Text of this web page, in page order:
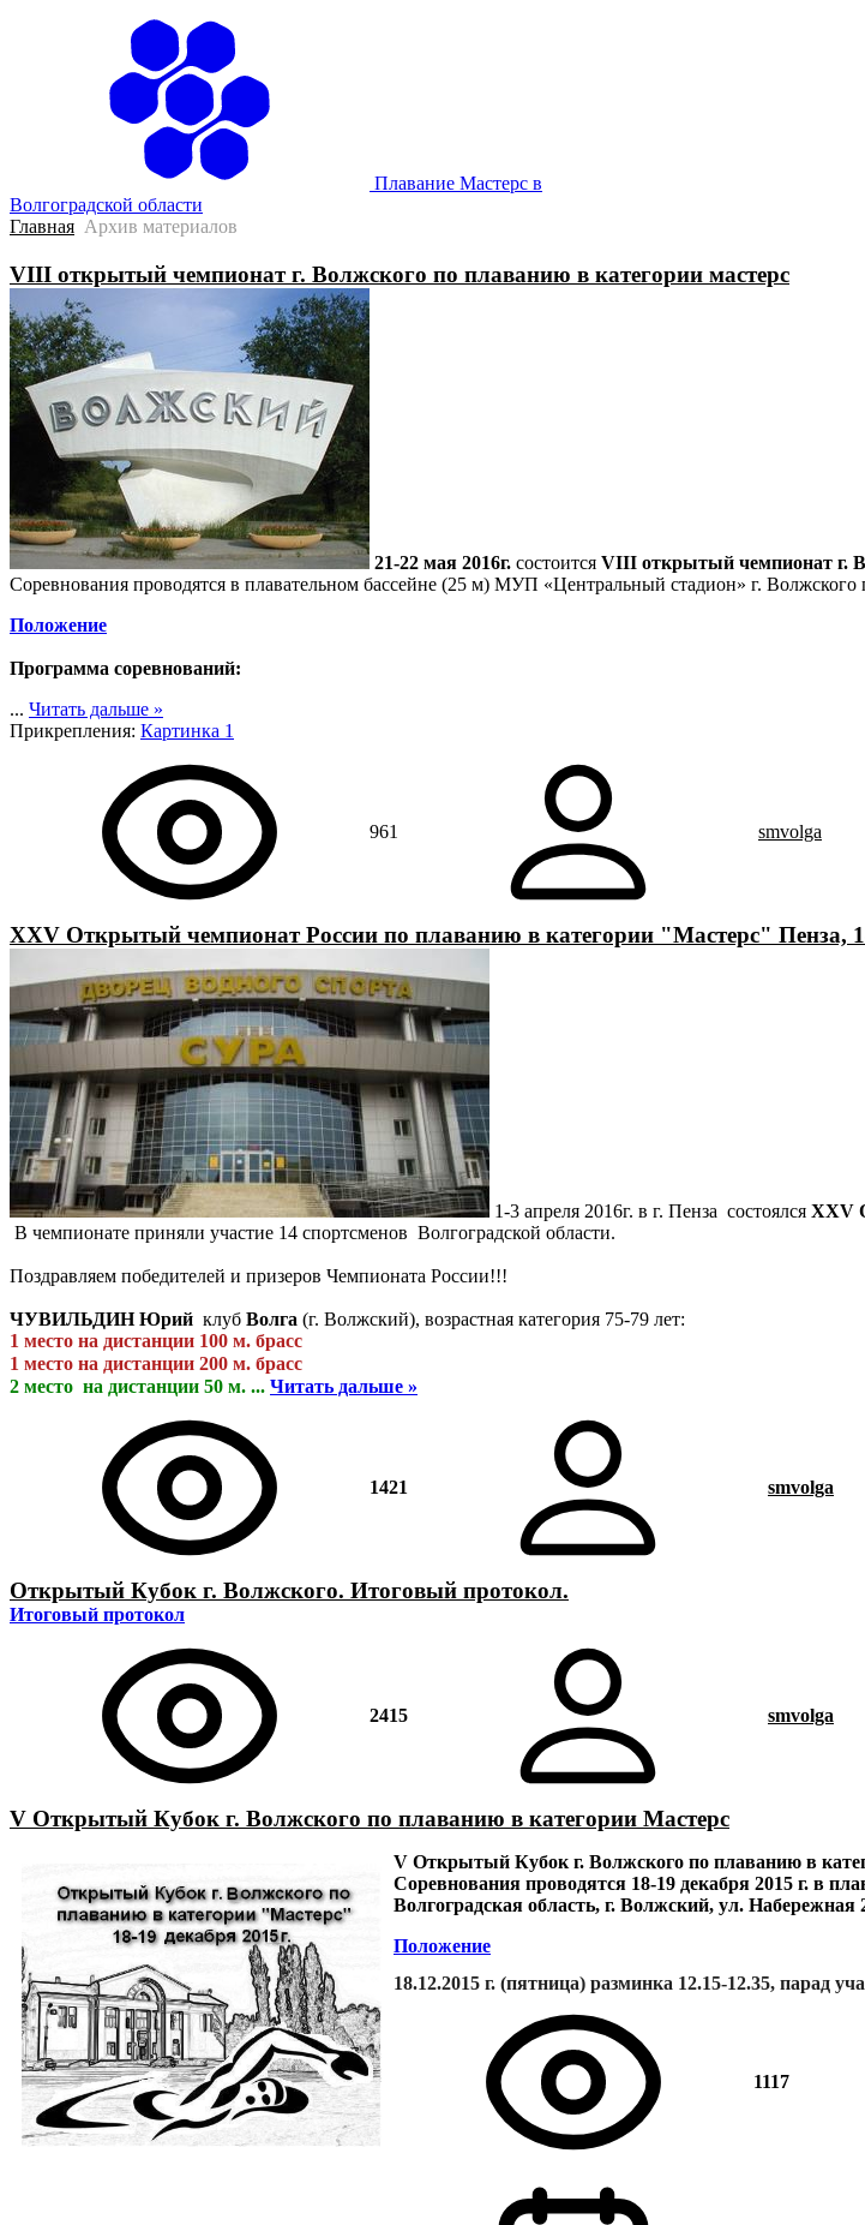
Плавание Мастерс в
Волгоградской области
Главная Архив материалов
VIII открытый чемпионат г. Волжского по плаванию в категории мастерс
21-22 мая 2016г. состоится VIII открытый чемпионат г.
Соревнования проводятся в плавательном бассейне (25 м) МУП «Центральный стадион» г. Волжского
Положение
Программа соревнований:
... Читать дальше »
Прикрепления: Картинка 1
961 smvolga
XXV Открытый чемпионат России по плаванию в категории "Мастерс" Пенза,
1-3 апреля 2016г. в г. Пенза состоялся XXV
В чемпионате приняли участие 14 спортсменов Волгоградской области.
Поздравляем победителей и призеров Чемпионата России!!!
ЧУВИЛЬДИН Юрий клуб Волга (г. Волжский), возрастная категория 75-79 лет:
1 место на дистанции 100 м. брасс
1 место на дистанции 200 м. брасс
2 место на дистанции 50 м. ... Читать дальше »
1421 smvolga
Открытый Кубок г. Волжского. Итоговый протокол.
Итоговый протокол
2415 smvolga
V Открытый Кубок г. Волжского по плаванию в категории Мастерс
V Открытый Кубок г. Волжского по плаванию в
Соревнования проводятся 18-19 декабря 2015 г. в
Волгоградская область, г. Волжский, ул. Набережная
Положение
18.12.2015 г. (пятница) разминка 12.15-12.35, парад
1117